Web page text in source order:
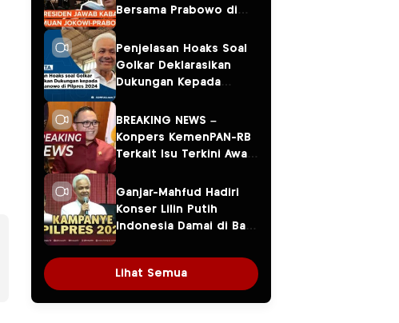
Bersama Prabowo di
Penjelasan Hoaks Soal
Golkar Deklarasikan
Dukungan Kepada
Pilpres 2024
BREAKING NEWS –
Konpers KemenPAN-RB
Terkait Isu Terkini Awal
Ganjar-Mahfud Hadiri
Konser Lilin Putih
Indonesia Damai di Balai
Lihat Semua